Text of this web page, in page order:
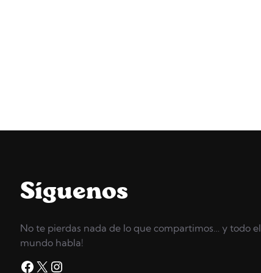
Síguenos
No te pierdas nada de lo que compartimos… y todo el
mundo habla!
Facebook X Instagram